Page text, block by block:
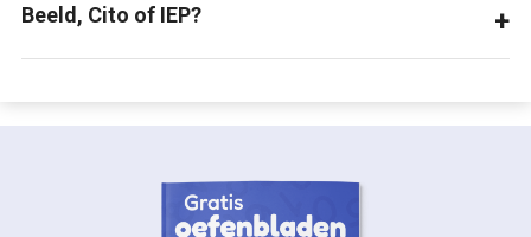
Beeld, Cito of IEP?